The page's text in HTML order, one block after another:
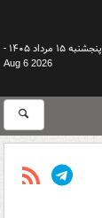
پنجشنبه ۱۵ مرداد ۱۴۰۵ -
Aug 6 2026